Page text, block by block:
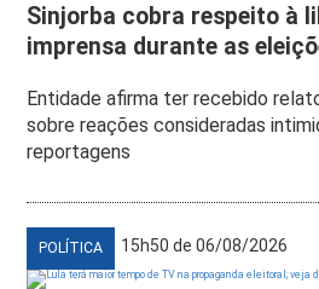
Sinjorba cobra respeito à
imprensa durante as
Entidade afirma ter recebido
sobre reações consideradas
reportagens
POLÍTICA 15h50 de 06/08/2026